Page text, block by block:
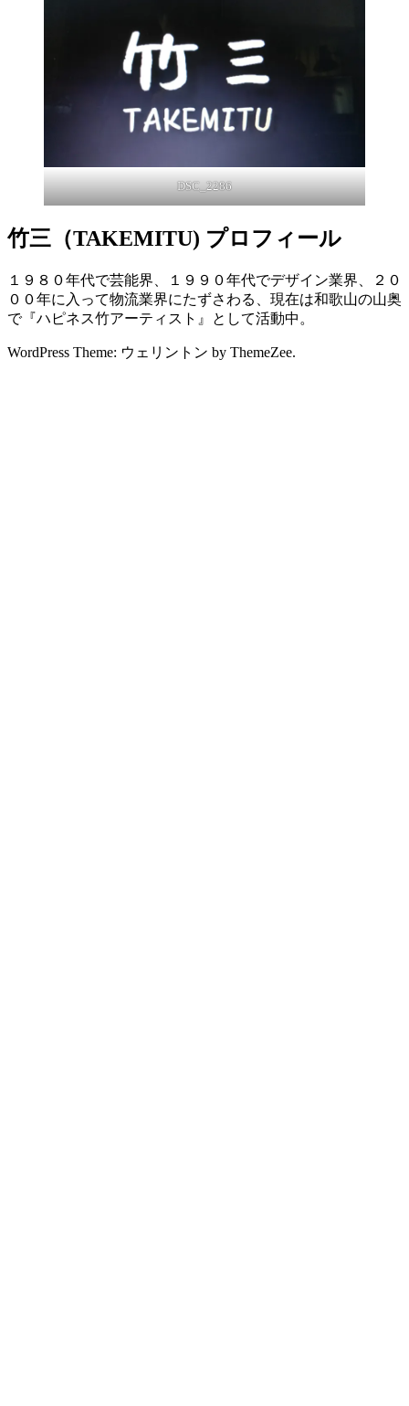
DSC_2286
竹三（TAKEMITU) プロフィール
１９８０年代で芸能界、１９９０年代でデザイン業界、２０
００年に入って物流業界にたずさわる、現在は和歌山の山奥
で『ハピネス竹アーティスト』として活動中。
WordPress Theme: ウェリントン by ThemeZee.